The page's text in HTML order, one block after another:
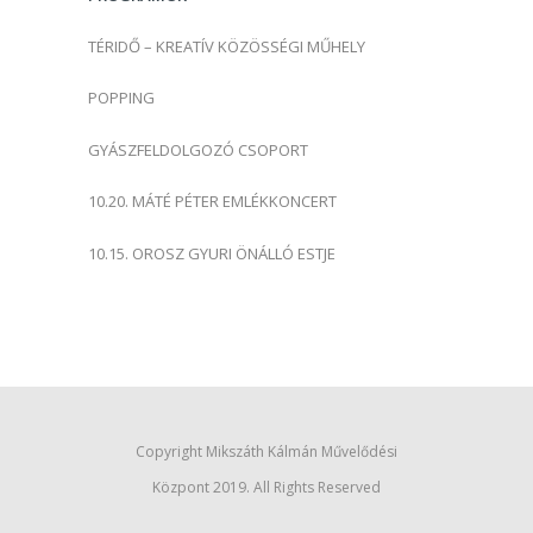
:
TÉRIDŐ – KREATÍV KÖZÖSSÉGI MŰHELY
POPPING
GYÁSZFELDOLGOZÓ CSOPORT
10.20. MÁTÉ PÉTER EMLÉKKONCERT
10.15. OROSZ GYURI ÖNÁLLÓ ESTJE
Copyright Mikszáth Kálmán Művelődési
Központ 2019. All Rights Reserved